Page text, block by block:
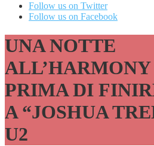
Follow us on Twitter
Follow us on Facebook
UNA NOTTE
PRIMA DI
A “JOSHUA
U2